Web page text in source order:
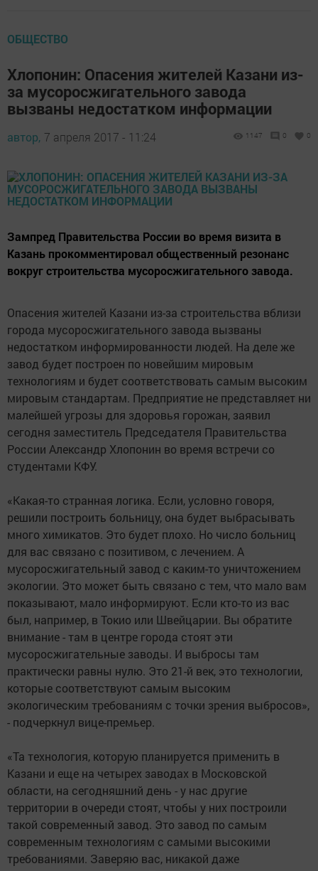
ОБЩЕСТВО
Хлопонин: Опасения жителей Казани из-
за мусоросжигательного завода
вызваны недостатком информации
автор, 7 апреля 2017 - 11:24 1147 0 0
Зампред Правительства России во время визита в
Казань прокомментировал общественный резонанс
вокруг строительства мусоросжигательного завода.
Опасения жителей Казани из-за строительства вблизи
города мусоросжигательного завода вызваны
недостатком информированности людей. На деле же
завод будет построен по новейшим мировым
технологиям и будет соответствовать самым высоким
мировым стандартам. Предприятие не представляет ни
малейшей угрозы для здоровья горожан, заявил
сегодня заместитель Председателя Правительства
России Александр Хлопонин во время встречи со
студентами КФУ.
«Какая-то странная логика. Если, условно говоря,
решили построить больницу, она будет выбрасывать
много химикатов. Это будет плохо. Но число больниц
для вас связано с позитивом, с лечением. А
мусоросжигательный завод с каким-то уничтожением
экологии. Это может быть связано с тем, что мало вам
показывают, мало информируют. Если кто-то из вас
был, например, в Токио или Швейцарии. Вы обратите
внимание - там в центре города стоят эти
мусоросжигательные заводы. И выбросы там
практически равны нулю. Это 21-й век, это технологии,
которые соответствуют самым высоким
экологическим требованиям с точки зрения выбросов»,
- подчеркнул вице-премьер.
«Та технология, которую планируется применить в
Казани и еще на четырех заводах в Московской
области, на сегодняшний день - у нас другие
территории в очереди стоят, чтобы у них построили
такой современный завод. Это завод по самым
современным технологиям с самыми высокими
требованиями. Заверяю вас, никакой даже